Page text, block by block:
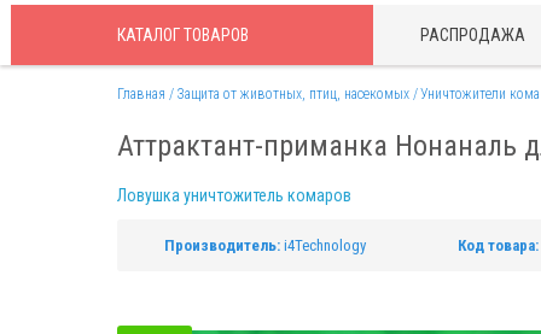
КАТАЛОГТОВАРОВ РАСПРОДАЖА
Главная Защита от животных, птиц, насекомых Уничтожители
Аттрактант-приманка Нонаналь
Ловушка уничтожитель комаров
Производитель: i4Technology Код товара: